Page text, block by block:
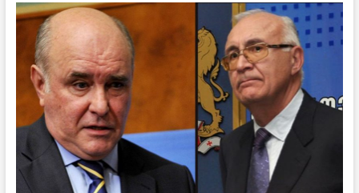
Киева
Мелия
заявил
отсутствии
разногласий
с
Саакашвили